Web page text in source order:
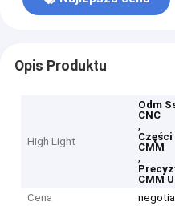
Opis Produktu
High Light
Odm
CNC
,
CMM
,
CMM
Cena